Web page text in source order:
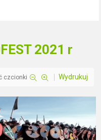
2021 r
czcionki Wydrukuj